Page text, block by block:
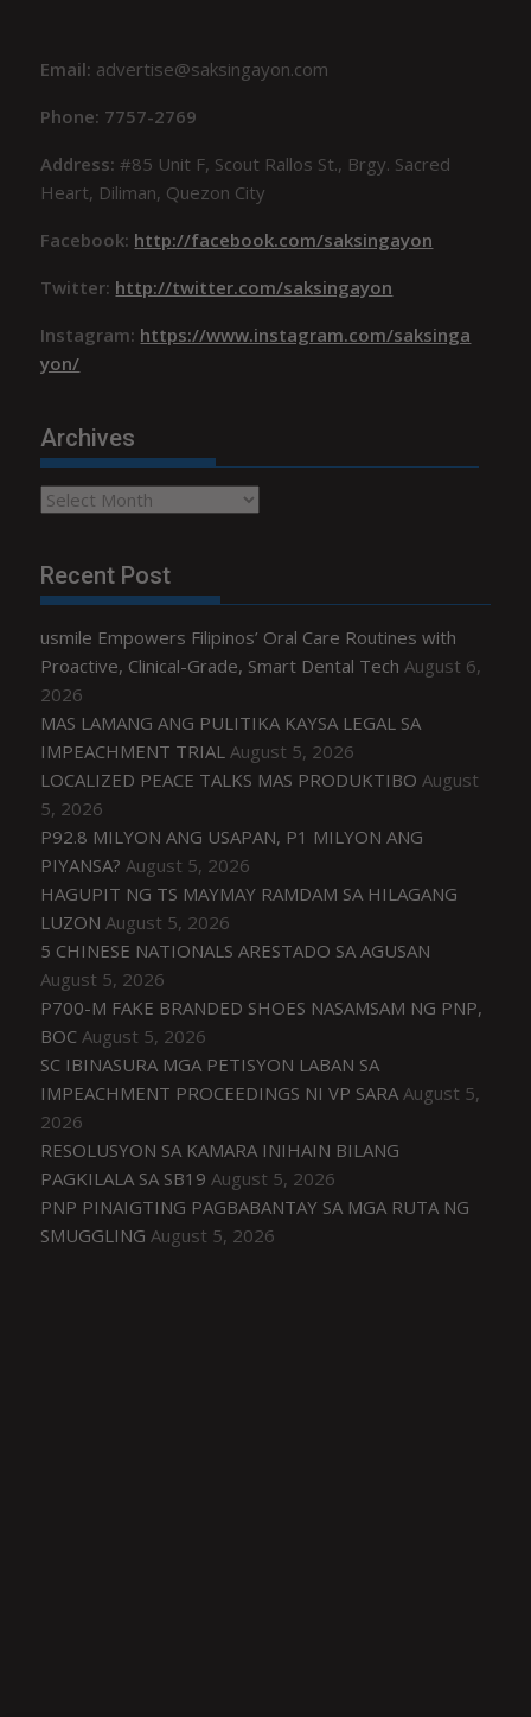
Email: advertise@saksingayon.com
Phone: 7757-2769
Address:#85 Unit F, Scout Rallos St., Brgy. Sacred
Heart, Diliman, Quezon City
Facebook: http://facebook.com/saksingayon
Twitter: http://twitter.com/saksingayon
Instagram: https://www.instagram.com/saksinga
yon/
Archives
Archives
Recent Post
usmile Empowers Filipinos’ Oral Care Routines with
Proactive, Clinical-Grade, Smart Dental Tech August 6,
2026
MAS LAMANG ANG PULITIKA KAYSA LEGAL SA
IMPEACHMENT TRIAL August 5, 2026
LOCALIZED PEACE TALKS MAS PRODUKTIBO August
5, 2026
P92.8 MILYON ANG USAPAN, P1 MILYON ANG
PIYANSA? August 5, 2026
HAGUPIT NG TS MAYMAY RAMDAM SA HILAGANG
LUZON August 5, 2026
5 CHINESE NATIONALS ARESTADO SA AGUSAN
August 5, 2026
P700-M FAKE BRANDED SHOES NASAMSAM NG PNP,
BOC August 5, 2026
SC IBINASURA MGA PETISYON LABAN SA
IMPEACHMENT PROCEEDINGS NI VP SARA August 5,
2026
RESOLUSYON SA KAMARA INIHAIN BILANG
PAGKILALA SA SB19 August 5, 2026
PNP PINAIGTING PAGBABANTAY SA MGA RUTA NG
SMUGGLING August 5, 2026